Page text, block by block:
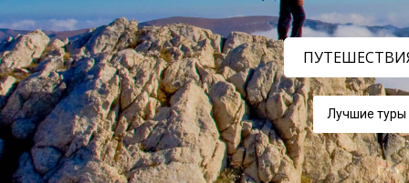
Лучшие туры
7 дней